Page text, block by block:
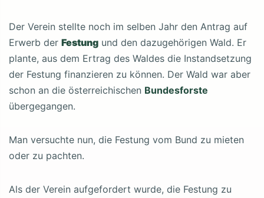
Der Verein stellte noch im selben Jahr den Antrag auf
Erwerb der Festung und den dazugehörigen Wald. Er
plante, aus dem Ertrag des Waldes die Instandsetzung
der Festung finanzieren zu können. Der Wald war aber
schon an die österreichischen Bundesforste
übergegangen.
Man versuchte nun, die Festung vom Bund zu mieten
oder zu pachten.
Als der Verein aufgefordert wurde, die Festung zu